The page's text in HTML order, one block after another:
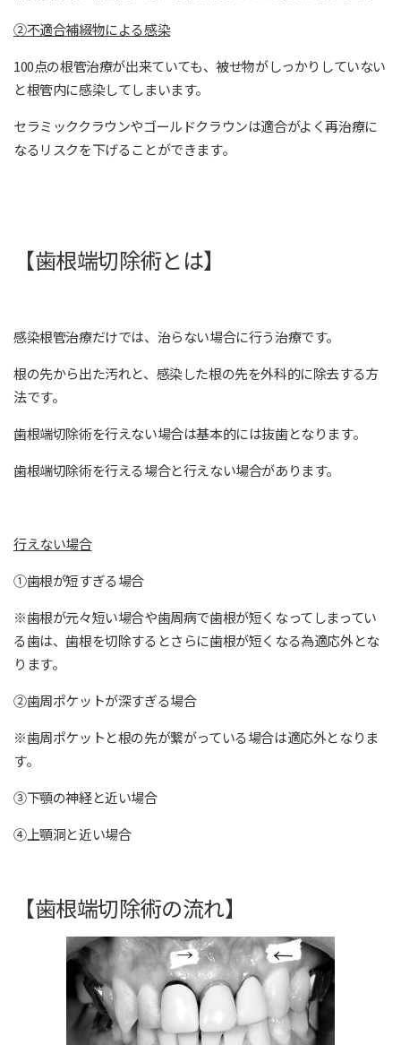
②不適合補綴物による感染
100点の根管治療が出来ていても、被せ物がしっかりしていない
と根管内に感染してしまいます。
セラミッククラウンやゴールドクラウンは適合がよく再治療に
なるリスクを下げることができます。
【歯根端切除術とは】
感染根管治療だけでは、治らない場合に行う治療です。
根の先から出た汚れと、感染した根の先を外科的に除去する方
法です。
歯根端切除術を行えない場合は基本的には抜歯となります。
歯根端切除術を行える場合と行えない場合があります。
行えない場合
①歯根が短すぎる場合
※歯根が元々短い場合や歯周病で歯根が短くなってしまってい
る歯は、歯根を切除するとさらに歯根が短くなる為適応外とな
ります。
②歯周ポケットが深すぎる場合
※歯周ポケットと根の先が繋がっている場合は適応外となりま
す。
③下顎の神経と近い場合
④上顎洞と近い場合
【歯根端切除術の流れ】